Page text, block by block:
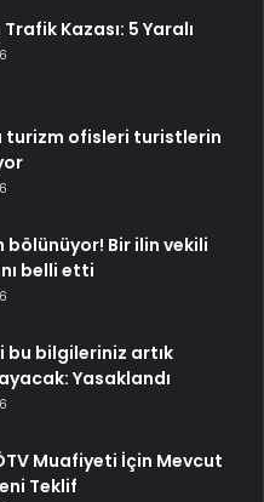
Kazası: 5 Yaralı
turizm ofisleri turistlerin
bölünüyor! Bir ilin vekili
belli etti
bilgileriniz artık
Yasaklandı
Muafiyeti İçin Mevcut
Teklif